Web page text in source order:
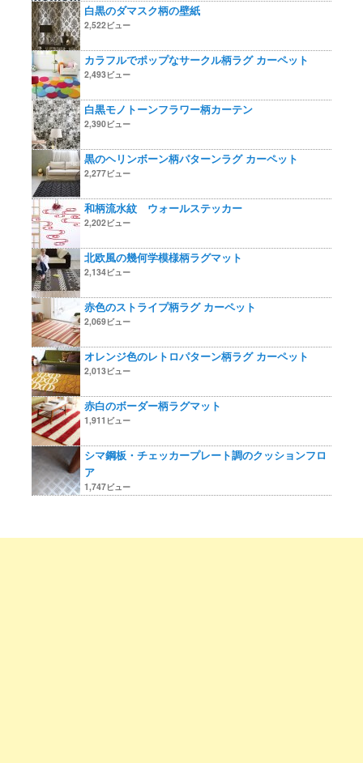
白黒のダマスク柄の壁紙
2,522ビュー
カラフルでポップなサークル柄ラグ カーペット
2,493ビュー
白黒モノトーンフラワー柄カーテン
2,390ビュー
黒のヘリンボーン柄パターンラグ カーペット
2,277ビュー
和柄流水紋 ウォールステッカー
2,202ビュー
北欧風の幾何学模様柄ラグマット
2,134ビュー
赤色のストライプ柄ラグ カーペット
2,069ビュー
オレンジ色のレトロパターン柄ラグ カーペット
2,013ビュー
赤白のボーダー柄ラグマット
1,911ビュー
シマ鋼板・チェッカープレート調のクッションフロ
ア
1,747ビュー